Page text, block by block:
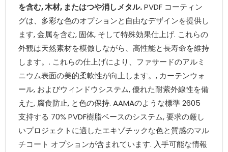
を含む, 木材, またはつや消しメタル.PVDF コーティン
グは、多彩な色のオプションと自由なデザインを提供し
ます, 金属を含む, 固体, そして特殊効果仕上げ. これらの
外観は天然素材を模倣しながら、高性能と長寿命を維持
します。. これらの仕上げにより、ファサードのアルミ
ニウム表面の美的柔軟性が向上します。, カーテンウォ
ール, およびウィンドウシステム, 優れた耐紫外線性を備
えた, 腐食防止, と色の保持. AAMAのような標準 2605
支持する 70% PVDF樹脂ベースのシステム, 要求の厳し
いプロジェクトに適したエキゾチックな色と質感のマル
チコート オプションが含まれています. 入手可能な情報